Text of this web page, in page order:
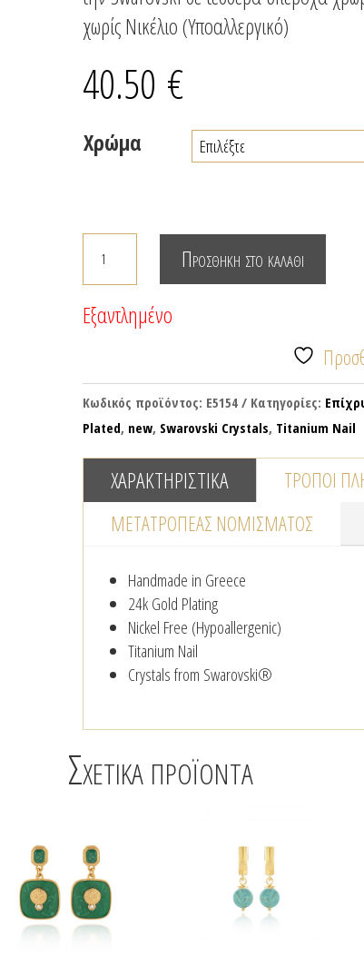
χωρίς Νικέλιο (Υποαλλεργικό)
40.50 €
Χρώμα
Επίχρυσα
σκουλαρίκια
με
κρεμαστή
ποσότητα
Προσθήκη στο καλάθι
Εξαντλημένο
Κωδικός προϊόντος: E5154 Κατηγορίες:
Plated, new, Swarovski Crystals, Titanium Nail
ΧΑΡΑΚΤΗΡΙΣΤΙΚΆ ΤΡΌΠΟΙ
ΜΕΤΑΤΡΟΠΈΑΣ NΟΜΊΣΜΑΤΟΣ
Handmade in Greece
24k Gold Plating
Nickel Free (Hypoallergenic)
Titanium Nail
Crystals from Swarovski®
Σχετικά προϊόντα